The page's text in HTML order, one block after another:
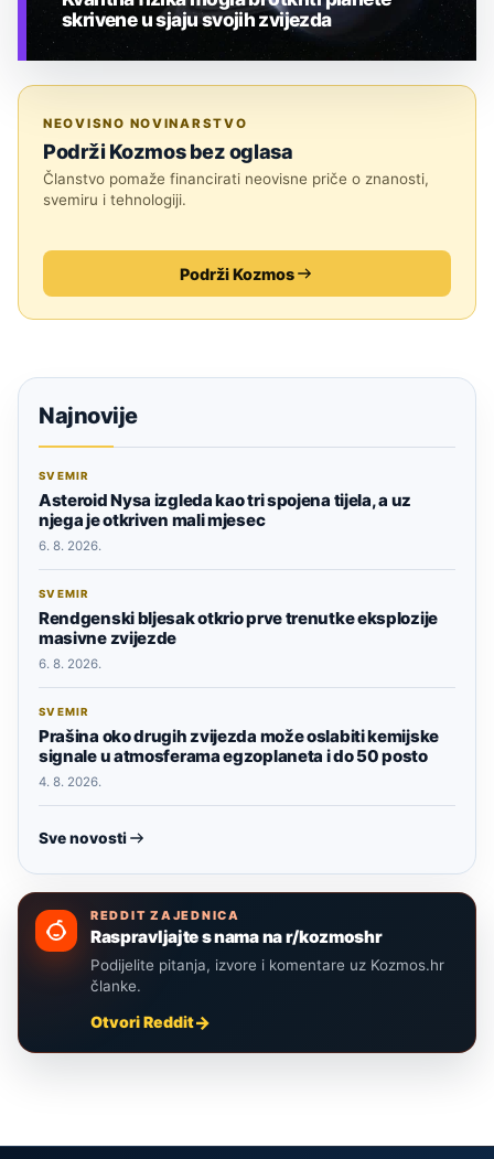
skrivene u sjaju svojih zvijezda
NEOVISNO NOVINARSTVO
Podrži Kozmos bez oglasa
Članstvo pomaže financirati neovisne priče o znanosti,
svemiru i tehnologiji.
Podrži Kozmos
Najnovije
SVEMIR
Asteroid Nysa izgleda kao tri spojena tijela, a uz
njega je otkriven mali mjesec
6. 8. 2026.
SVEMIR
Rendgenski bljesak otkrio prve trenutke eksplozije
masivne zvijezde
6. 8. 2026.
SVEMIR
Prašina oko drugih zvijezda može oslabiti kemijske
signale u atmosferama egzoplaneta i do 50 posto
4. 8. 2026.
Sve novosti
REDDIT ZAJEDNICA
Raspravljajte s nama na r/kozmoshr
Podijelite pitanja, izvore i komentare uz Kozmos.hr
članke.
Otvori Reddit